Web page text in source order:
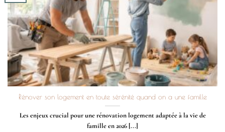
Rénover son logement en toute sérénité quand on a une famille
Les enjeux crucial pour une rénovation logement adaptée à la vie de
famille en 2026 [...]